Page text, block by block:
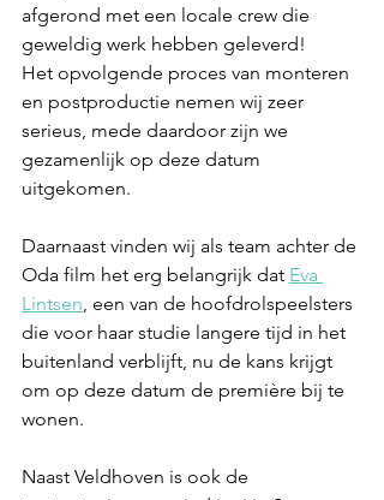
afgerond met een locale crew die
geweldig werk hebben geleverd!
Het opvolgende proces van monteren
en postproductie nemen wij zeer
serieus, mede daardoor zijn we
gezamenlijk op deze datum
uitgekomen.
Daarnaast vinden wij als team achter de
Oda film het erg belangrijk dat Eva
Lintsen, een van de hoofdrolspeelsters
die voor haar studie langere tijd in het
buitenland verblijft, nu de kans krijgt
om op deze datum de première bij te
wonen.
Naast Veldhoven is ook de